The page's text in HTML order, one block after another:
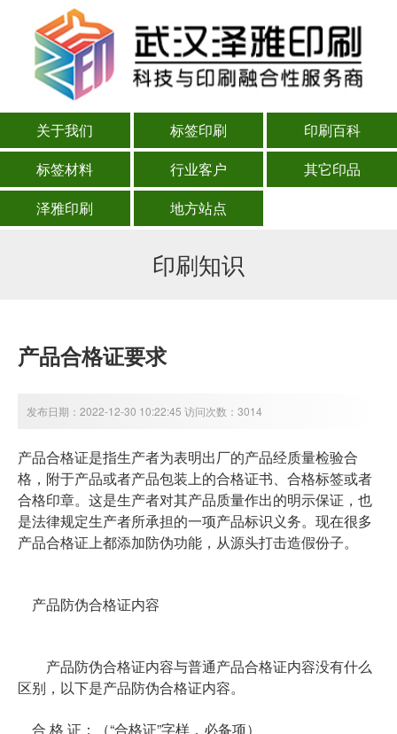
关于我们 标签印刷
印刷百科
标签材料
行业客户
其它印品
泽雅印刷
地方站点
印刷知识
产品合格证要求
发布日期：2022-12-30 10:22:45 访问次数：3014
产品合格证是指生产者为表明出厂的产品经质量检验合
格，附于产品或者产品包装上的合格证书、合格标签或者
合格印章。这是生产者对其产品质量作出的明示保证，也
是法律规定生产者所承担的一项产品标识义务。现在很多
产品合格证上都添加防伪功能，从源头打击造假份子。
产品防伪合格证内容
产品防伪合格证内容与普通产品合格证内容没有什么
区别，以下是产品防伪合格证内容。
合 格 证：（“合格证”字样，必备项）